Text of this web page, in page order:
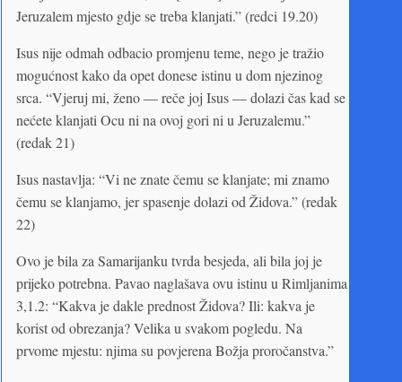
Jeruzalem mjesto gdje se treba klanjati.” (redci 19.20)
Isus nije odmah odbacio promjenu teme, nego je tražio
mogućnost kako da opet donese istinu u dom njezinog
srca. “Vjeruj mi, ženo — reče joj Isus — dolazi čas kad se
nećete klanjati Ocu ni na ovoj gori ni u Jeruzalemu.”
(redak 21)
Isus nastavlja: “Vi ne znate čemu se klanjate; mi znamo
čemu se klanjamo, jer spasenje dolazi od Židova.” (redak
22)
Ovo je bila za Samarijanku tvrda besjeda, ali bila joj je
prijeko potrebna. Pavao naglašava ovu istinu u Rimljanima
3,1.2: “Kakva je dakle prednost Židova? Ili: kakva je
korist od obrezanja? Velika u svakom pogledu. Na
prvome mjestu: njima su povjerena Božja proročanstva.”